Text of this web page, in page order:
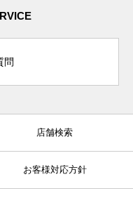
問
店舗検索
お客様対応方針